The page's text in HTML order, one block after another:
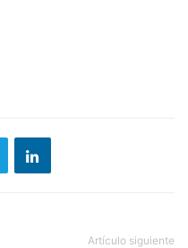
Artículo siguiente